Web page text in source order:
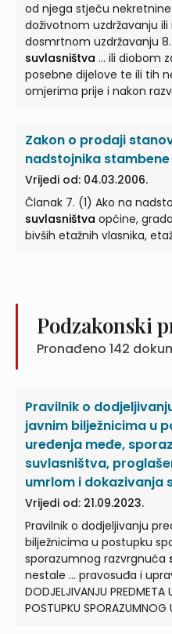
(regionalne) samouprave
zajednički većinsko
od njega stječu
doživotnom uzdržavanju
dosmrtnom uzdržavanju
suvlasništva ... ili diobom zajedničkog vlasništva stječu
posebne dijelove te ili tih
omjerima prije i nakon
Zakon o prodaji
nadstojnika
Vrijedi od: 04.03.2006.
Članak 7. (1) Ako na
suvlasništva općine,
bivših etažnih vlasnika,
Podzakonski
Pronađeno 142
Pravilnik o
javnim bilježnicima u
uređenja međe,
suvlasništva,
umrlom i dokazivanja
Vrijedi od: 21.09.2023.
Pravilnik o dodjeljivanju
bilježnicima u postupku
sporazumnog razvrgnuća
nestale ... pravosuđa i uprave donosi PRAVILNIK O
DODJELJIVANJU PREDMETA
POSTUPKU SPORAZUMNOG